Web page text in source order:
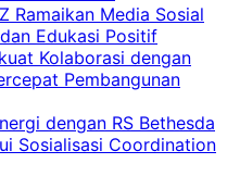
Ramaikan Media Sosial
Edukasi Positif
Kolaborasi dengan
Pembangunan
dengan RS Bethesda
Sosialisasi Coordination